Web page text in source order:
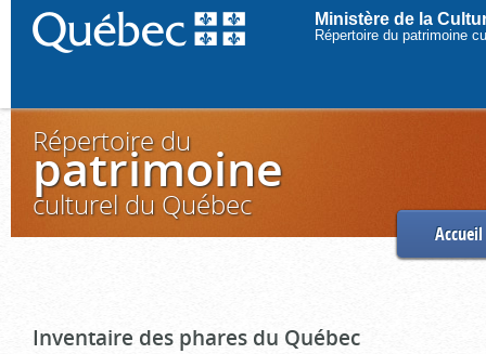
Ministère de la
Répertoire du patrimoine
Répertoire du
patrimoine
culturel du Québec
Accueil
Inventaire des phares du Québec